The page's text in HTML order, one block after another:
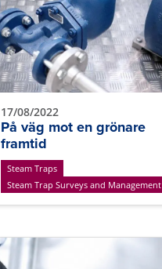
17/08/2022
På väg mot en grönare
framtid
Steam Traps
Steam Trap Surveys and Management